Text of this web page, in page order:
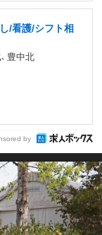
/看護/シフト相
豊中北
by